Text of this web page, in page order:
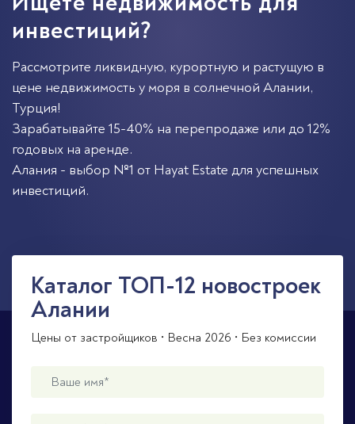
инвестиций?
Рассмотрите ликвидную, курортную и растущую в
цене недвижимость у моря в солнечной Алании,
Турция!
Зарабатывайте 15-40% на перепродаже или до 12%
годовых на аренде.
Алания - выбор №1 от Hayat Estate для успешных
инвестиций.
Каталог ТОП-12 новостроек
Алании
Цены от застройщиков • Весна 2026 • Без комиссии